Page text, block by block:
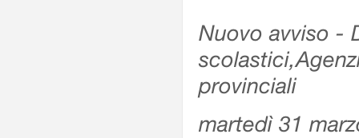
Nuovo avviso -
provinciali
martedì 31